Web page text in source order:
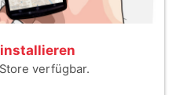
verfügbar.